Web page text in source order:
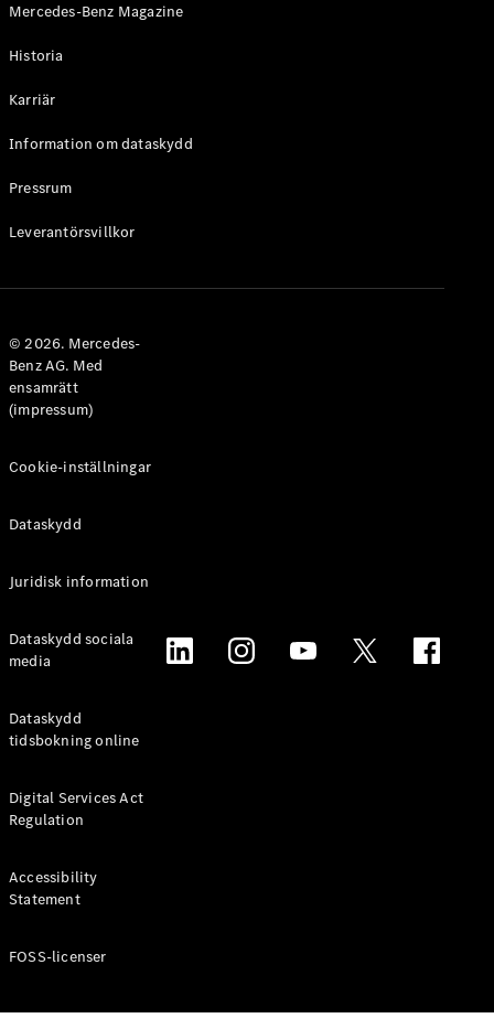
VLE Elektrisk
Mercedes-
Familjebilar
van
Marco Polo
Marco Polo
Horizon
Konfigurator
Store
Mercedes-Benz Magazine
Historia
Karriär
Information om dataskydd
Pressrum
Leverantörsvillkor
© 2026. Mercedes-
Benz AG. Med
ensamrätt
(impressum)
Cookie-inställningar
Dataskydd
Juridisk information
Dataskydd sociala
media
Dataskydd
tidsbokning online
Digital Services Act
Regulation
Accessibility
Statement
FOSS-licenser